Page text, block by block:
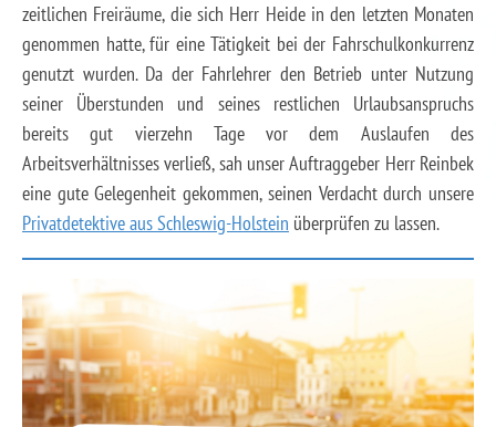
zeitlichen Freiräume, die sich Herr Heide in den letzten Monaten
genommen hatte, für eine Tätigkeit bei der Fahrschulkonkurrenz
genutzt wurden. Da der Fahrlehrer den Betrieb unter Nutzung
seiner Überstunden und seines restlichen Urlaubsanspruchs
bereits gut vierzehn Tage vor dem Auslaufen des
Arbeitsverhältnisses verließ, sah unser Auftraggeber Herr Reinbek
eine gute Gelegenheit gekommen, seinen Verdacht durch unsere
Privatdetektive aus Schleswig-Holstein überprüfen zu lassen.